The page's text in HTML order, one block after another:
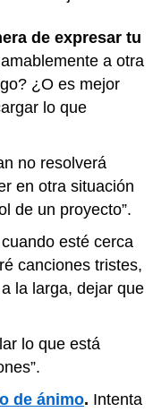
de expresar tu
a otra
¿O es mejor
lo que
no resolverá
en otra situación
de un proyecto”.
esté cerca
canciones tristes,
la larga, dejar que
lo que está
de ánimo. Intenta